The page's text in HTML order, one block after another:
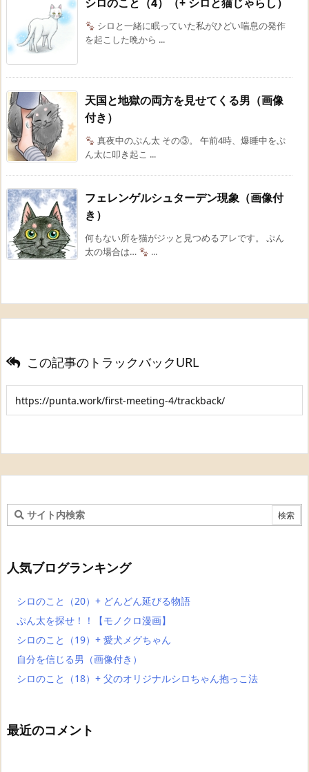
シロと一緒に眠っていた私がひどい喘息の発作
を起こした晩から ...
天国と地獄の両方を見せてくる男（画像
付き）
真夜中のぷん太 その③。 午前4時、爆睡中をぷ
ん太に叩き起こ ...
フェレンゲルシュターデン現象（画像付
き）
何もない所を猫がジッと見つめるアレです。 ぷん
太の場合は…
...
この記事のトラックバックURL
人気ブログランキング
シロのこと（20）+ どんどん延びる物語
ぷん太を探せ！！【モノクロ漫画】
シロのこと（19）+ 愛犬メグちゃん
自分を信じる男（画像付き）
シロのこと（18）+ 父のオリジナルシロちゃん抱っこ法
最近のコメント